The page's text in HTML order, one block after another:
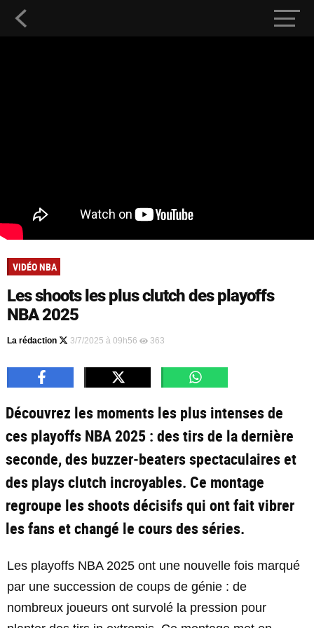
VIDÉO NBA
Les shoots les plus clutch des playoffs
NBA 2025
La rédaction 3/7/2025 à 09h56 363
Découvrez les moments les plus intenses de
ces playoffs NBA 2025 : des tirs de la dernière
seconde, des buzzer‑beaters spectaculaires et
des plays clutch incroyables. Ce montage
regroupe les shoots décisifs qui ont fait vibrer
les fans et changé le cours des séries.
Les playoffs NBA 2025 ont une nouvelle fois marqué
par une succession de coups de génie : de
nombreux joueurs ont survolé la pression pour